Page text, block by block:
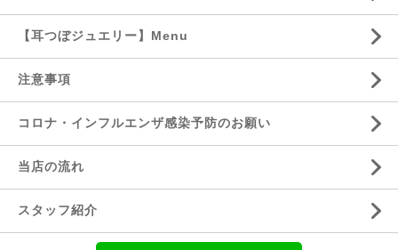
【耳つぼジュエリー】Menu
注意事項
コロナ・インフルエンザ感染予防のお願い
当店の流れ
スタッフ紹介